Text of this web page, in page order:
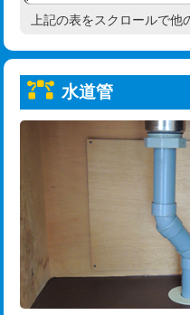
給水管工事※（塩ビ管（VP
給水管工事※（ライニング鋼
管・ポリ管・HT管使用/3ｍま
給水管工事※（ライニング
管・ポリ管・HT管使用/3ｍ超
排水管工事（土の掘削・埋
排水管工事（排水管工事/3ｍ
排水管工事（追加 排水管工
高度高圧洗浄換
トーラー機使用/3mまで
追加トーラー機使用/3m超え
止水・漏水調査・防水処理・
理・調整・分解・加工など（
止水・漏水調査・防水処理・
上記の表をスクロールで他
水道管